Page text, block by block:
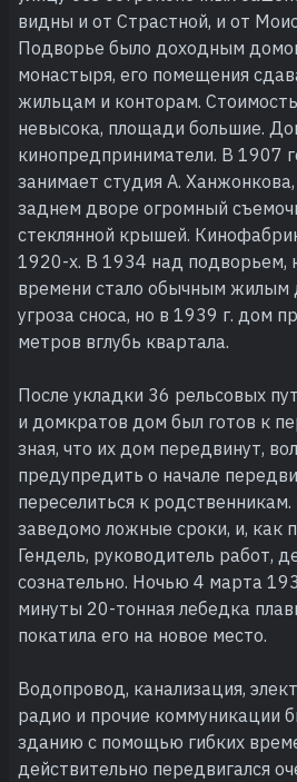
видны и от Страстной, и от
Подворье было доходным
монастыря, его помещения
жильцам и конторам.
невысока, площади большие.
кинопредприниматели. В 1907
занимает студия А.
заднем дворе огромный
стеклянной крышей.
1920-х. В 1934 над подворьем,
времени стало обычным жилым
угроза сноса, но в 1939 г. дом
метров вглубь квартала.
После укладки 36 рельсовых
и домкратов дом был готов к
зная, что их дом передвинут,
предупредить о начале
переселиться к
заведомо ложные сроки, и, как
Гендель, руководитель работ,
сознательно. Ночью 4 марта
минуты 20-тонная лебедка
покатила его на новое место.
Водопровод, канализация,
радио и прочие коммуникации
зданию с помощью гибких
действительно передвигался